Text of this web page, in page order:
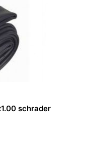
schrader